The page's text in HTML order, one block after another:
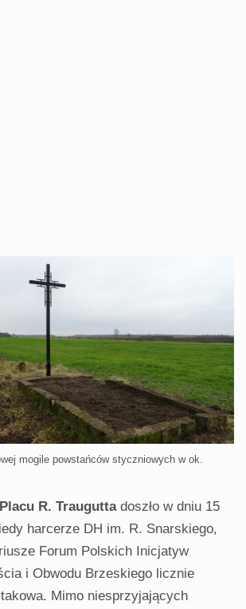
mogile powstańców styczniowych w ok.
R. Trauguttadoszło w dniu 15
harcerze DH im. R. Snarskiego,
Forum Polskich Inicjatyw
i Obwodu Brzeskiego licznie
Mimo niesprzyjających